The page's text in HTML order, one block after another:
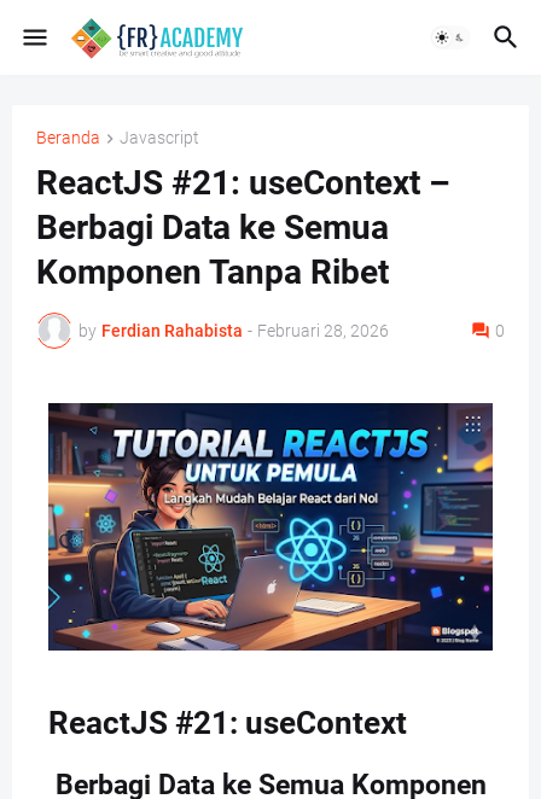
Beranda Javascript
ReactJS #21: useContext –
Berbagi Data ke Semua
Komponen Tanpa Ribet
by Ferdian Rahabista - Februari 28, 2026 0
ReactJS #21: useContext
Berbagi Data ke Semua Komponen